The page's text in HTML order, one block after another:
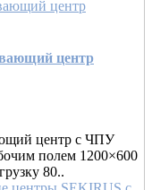
центр
центр с ЧПУ
полем 1200×600
80..